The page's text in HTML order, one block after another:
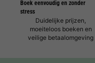
Boek eenvoudig en zonder
stress
Duidelijke prijzen,
moeiteloos boeken en
veilige betaalomgeving